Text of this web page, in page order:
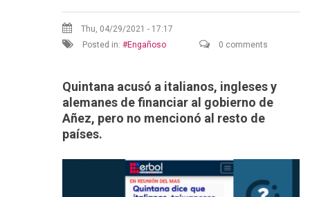
Thu, 04/29/2021 - 17:17
Posted in:
Engañoso 0 comments
Quintana acusó a italianos, ingleses y
alemanes de financiar al gobierno de
Añez, pero no mencionó al resto de
países.